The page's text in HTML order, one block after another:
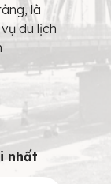
là
du lịch
nhất